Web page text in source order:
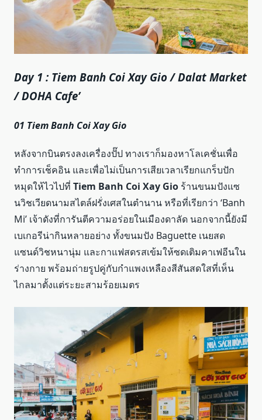
Day 1 : Tiem Banh Coi Xay Gio / Dalat Market
/ DOHA Cafe’
01 Tiem Banh Coi Xay Gio
หลังจากบินตรงลงเครื่องปั๊ป ทางเราก็มองหาโลเคชั่นเพื่อ
ทำการเช็คอิน และเพื่อไม่เป็นการเสียเวลาเรียกแกร็บปัก
หมุดให้ไวไปที่ Tiem Banh Coi Xay Gio ร้านขนมปังแซ
นวิชเวียดนามสไตล์ฝรั่งเศสในตำนาน หรือที่เรียกว่า ‘Banh
Mi’ เจ้าดังที่การันตีความอร่อยในเมืองดาลัด นอกจากนี้ยังมี
เบเกอรีน่ากินหลายอย่าง ทั้งขนมปัง Baguette เนยสด
แซนด์วิชหนานุ่ม และกาแฟสดรสเข้มให้ซดเติมคาเฟอีนใน
ร่างกาย พร้อมถ่ายรูปคู่กับกำแพงเหลืองสีสันสดใสที่เห็น
ไกลมาตั้งแต่ระยะสามร้อยเมตร